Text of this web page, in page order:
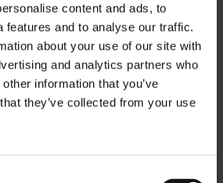
content and ads, to
features and to analyse our traffic.
about your use of our site with
and analytics partners who
information that you’ve
they’ve collected from your use
Tasse mit Untersetzer und dem Julius
Genuss eines italienischen Cappuccino,
Milchkaffees. Fassungsvermögen:
9,5 cm. Durchmesser Untertasse: 14,5